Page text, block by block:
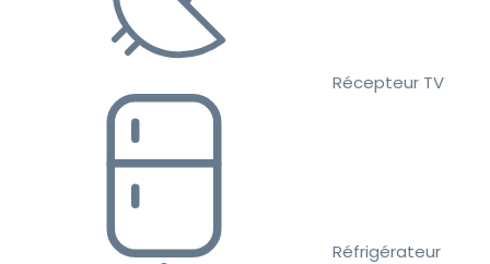
Récepteur TV
Réfrigérateur